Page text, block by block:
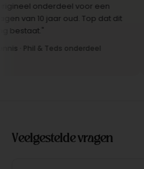
onderdeel voor een
van 10 jaar oud. Top dat dit
· Phil & Teds onderdeel
Veelgestelde vragen